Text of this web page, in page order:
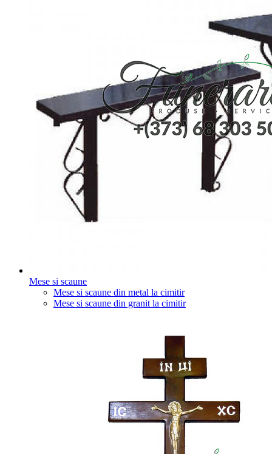
Mese si scaune
Mese si scaune din metal la cimitir
Mese si scaune din granit la cimitir